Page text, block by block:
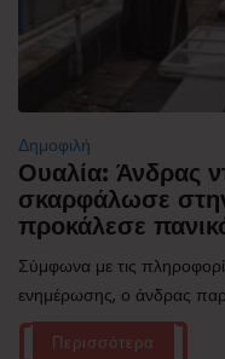
Δημοφιλή
Ουαλία: Άνδρας
σκαρφάλωσε
προκάλεσε
Σύμφωνα με τις
ενημέρωσης, ο άνδρας
Περισσότερα